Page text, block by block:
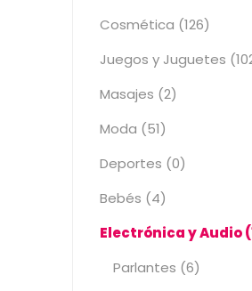
Cosmética (126)
Juegos y Juguetes
Masajes (2)
Moda (51)
Deportes (0)
Bebés (4)
Electrónica y Audio
Parlantes (6)